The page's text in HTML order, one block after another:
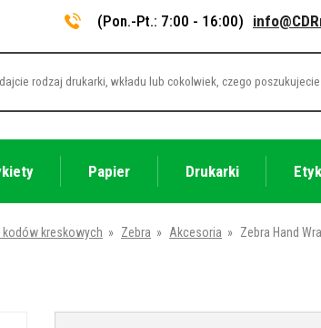
(Pon.-Pt.: 7:00 - 16:00)
Papier Drukarki
kodów kreskowych » Zebra » Akcesoria » Zebra Hand